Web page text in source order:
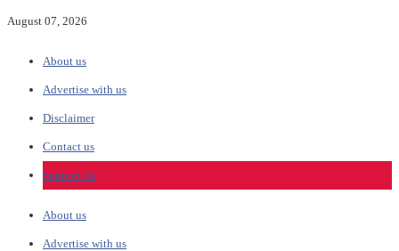
August 07, 2026
About us
Advertise with us
Disclaimer
Contact us
Support Us
About us
Advertise with us